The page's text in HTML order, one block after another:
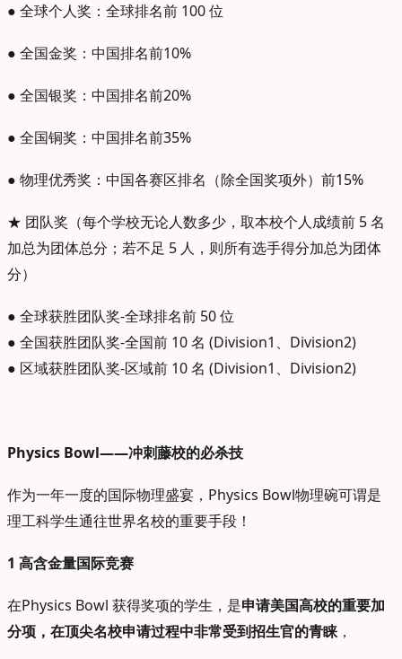
● 全球个人奖：全球排名前 100 位
● 全国金奖：中国排名前10%
● 全国银奖：中国排名前20%
● 全国铜奖：中国排名前35%
● 物理优秀奖：中国各赛区排名（除全国奖项外）前15%
★ 团队奖（每个学校无论人数多少，取本校个人成绩前 5 名
加总为团体总分；若不足 5 人，则所有选手得分加总为团体
分）
● 全球获胜团队奖-全球排名前 50 位
● 全国获胜团队奖-全国前 10 名 (Division1、Division2)
● 区域获胜团队奖-区域前 10 名 (Division1、Division2)
Physics Bowl——冲刺藤校的必杀技
作为一年一度的国际物理盛宴，Physics Bowl物理碗可谓是
理工科学生通往世界名校的重要手段！
1 高含金量国际竞赛
在Physics Bowl 获得奖项的学生，是申请美国高校的重要加
分项，在顶尖名校申请过程中非常受到招生官的青睐 ，